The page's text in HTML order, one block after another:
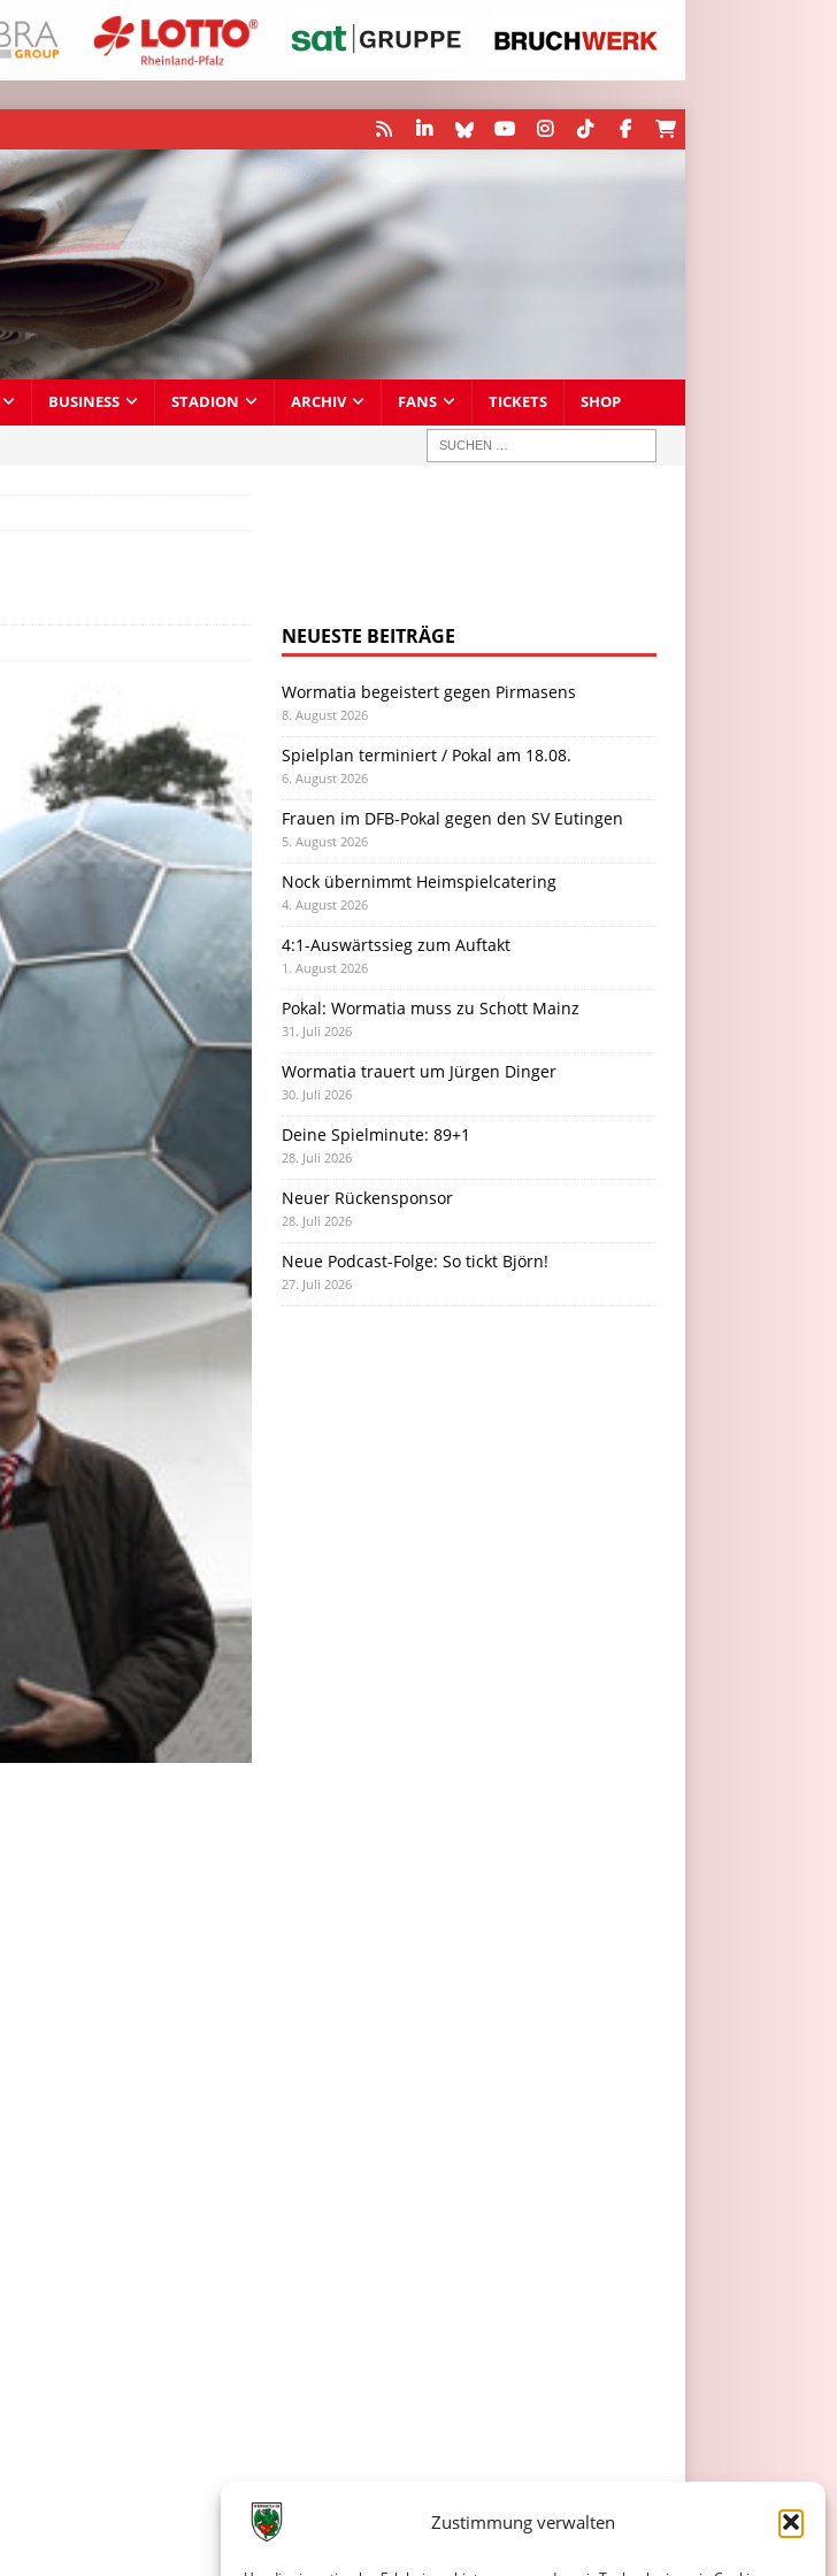
Zustimmung verwalten
BUSINESS STADION ARCHIV FANS TICKETS SHOP
NEUESTE BEITRÄGE
Wormatia begeistert gegen Pirmasens
8. August 2026
Spielplan terminiert / Pokal am 18.08.
6. August 2026
Frauen im DFB-Pokal gegen den SV Eutingen
5. August 2026
Nock übernimmt Heimspielcatering
4. August 2026
4:1-Auswärtssieg zum Auftakt
1. August 2026
Pokal: Wormatia muss zu Schott Mainz
31. Juli 2026
Wormatia trauert um Jürgen Dinger
30. Juli 2026
Deine Spielminute: 89+1
28. Juli 2026
Neuer Rückensponsor
28. Juli 2026
Neue Podcast-Folge: So tickt Björn!
27. Juli 2026